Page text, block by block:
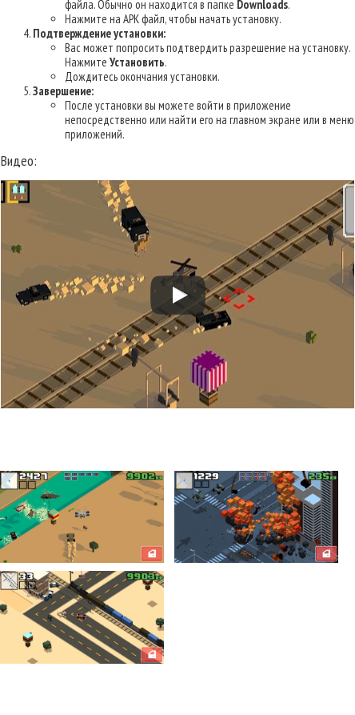
файла. Обычно он находится в папке Downloads.
Нажмите на APK файл, чтобы начать установку.
Подтверждение установки:
Вас может попросить подтвердить разрешение на установку.
Нажмите Установить.
Дождитесь окончания установки.
Завершение:
После установки вы можете войти в приложение
непосредственно или найти его на главном экране или в меню
приложений.
Видео: